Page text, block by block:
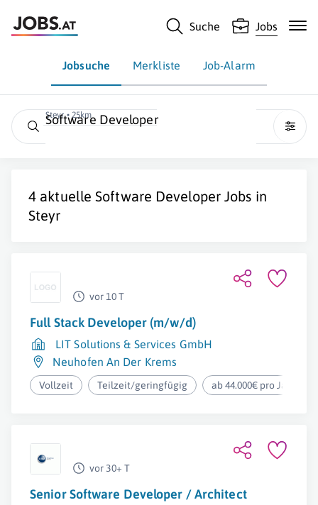
Suche Jobs
Jobsuche Merkliste Job-Alarm
Steyr • 25km
Software Developer
4 aktuelleSoftware DeveloperJobs in
Steyr
vor 10 T
Full Stack Developer (m/w/d)
LIT Solutions & Services GmbH
Neuhofen An Der Krems
Vollzeit Teilzeit/geringfügig ab 44.000€ pro Jahr
vor 30+ T
Senior Software Developer / Architect